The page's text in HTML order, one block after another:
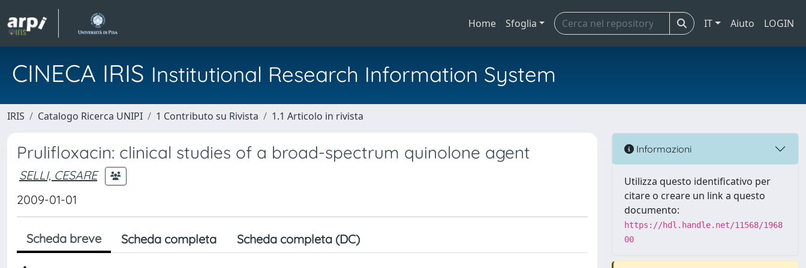
Home Sfoglia IT Aiuto LOGIN
CINECA IRIS Institutional Research Information System
IRIS Catalogo Ricerca UNIPI 1 Contributo su Rivista 1.1 Articolo in rivista
Prulifloxacin: clinical studies of a broad-spectrum quinolone agent
SELLI, CESARE
2009-01-01
Scheda breve Scheda completa Scheda completa (DC)
Informazioni
Utilizza questo identificativo per
citare o creare un link a questo
documento:
https://hdl.handle.net/11568/1968
00